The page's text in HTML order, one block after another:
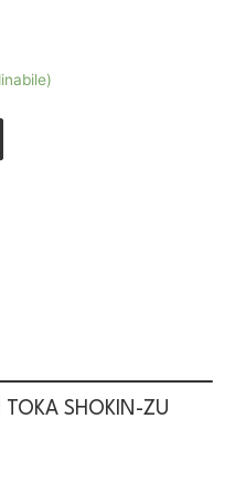
TOKA SHOKIN-ZU